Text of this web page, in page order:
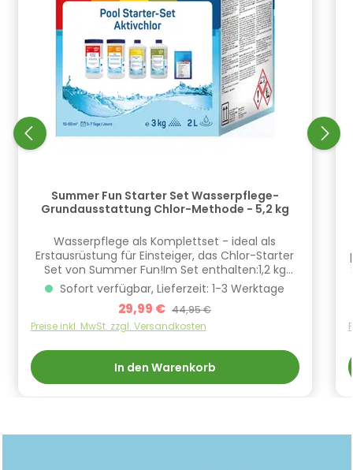
Summer Fun Starter Set Wasserpflege-
Grundausstattung Chlor-Methode - 5,2 kg
​Wasserpflege als Komplettset - ideal als
Erstausrüstung für Einsteiger, das Chlor-Starter
Set von Summer Fun!Im Set enthalten:1,2 kg
Chlor-Schnelldesinfektion 1,8 kg pH-minus
Granulat 1 Liter Algenschutzmittel schaumarm1
Liter Flockungsmittel50
WasserteststreifenWasserpflegefibelGefahrstof
Gefahrstoffe enthalten. Bitte beachten Sie
deshalb sorgfältig die auf den Verpackungen
und dem Umkarton aufgedruckten Gefahren-
Sofort verfügbar, Lieferzeit: 1-3 Werktage
Verkaufspreis:
29,99 € Regulärer Preis:
44,95 €
Preise inkl. MwSt. zzgl. Versandkosten
In den Warenkorb